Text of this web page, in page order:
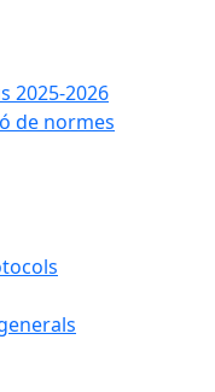
2025-2026
de normes